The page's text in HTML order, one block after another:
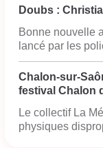
Doubs :
Bonne nouvelle
lancé par les
Chalon-sur-
festival Chalon
Le collectif La
physiques